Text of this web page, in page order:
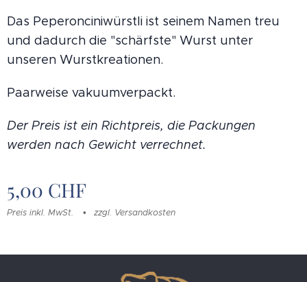
Das Peperonciniwürstli ist seinem Namen treu
und dadurch die "schärfste" Wurst unter
unseren Wurstkreationen.
Paarweise vakuumverpackt.
Der Preis ist ein Richtpreis, die Packungen
werden nach Gewicht verrechnet.
5,00 CHF
Preis inkl. MwSt. zzgl. Versandkosten